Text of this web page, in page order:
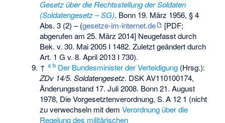
Gesetz über die Rechtsstellung der Soldaten
(Soldatengesetz – SG). Bonn 19. März 1956, § 4
Abs. 3 (2) – (gesetze-im-internet.de
[PDF;
abgerufen am 25. März 2014] Neugefasst durch
Bek. v. 30. Mai 2005 I 1482. Zuletzt geändert durch
Art. 1 G v. 8. April 2013 I 730).
↑a b Der Bundesminister der Verteidigung (Hrsg.):
ZDv 14/5. Soldatengesetz. DSK AV110100174,
Änderungsstand 17. Juli 2008. Bonn 21. August
1978, Die Vorgesetztenverordnung,S.A 12 1 (nicht
zu verwechseln mit demVerordnung über die
Regelung des militärischen